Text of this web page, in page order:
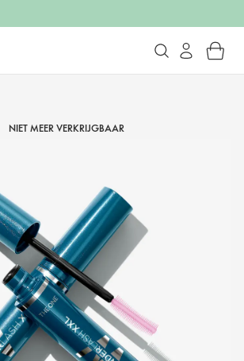
NIET MEER VERKRIJGBAAR